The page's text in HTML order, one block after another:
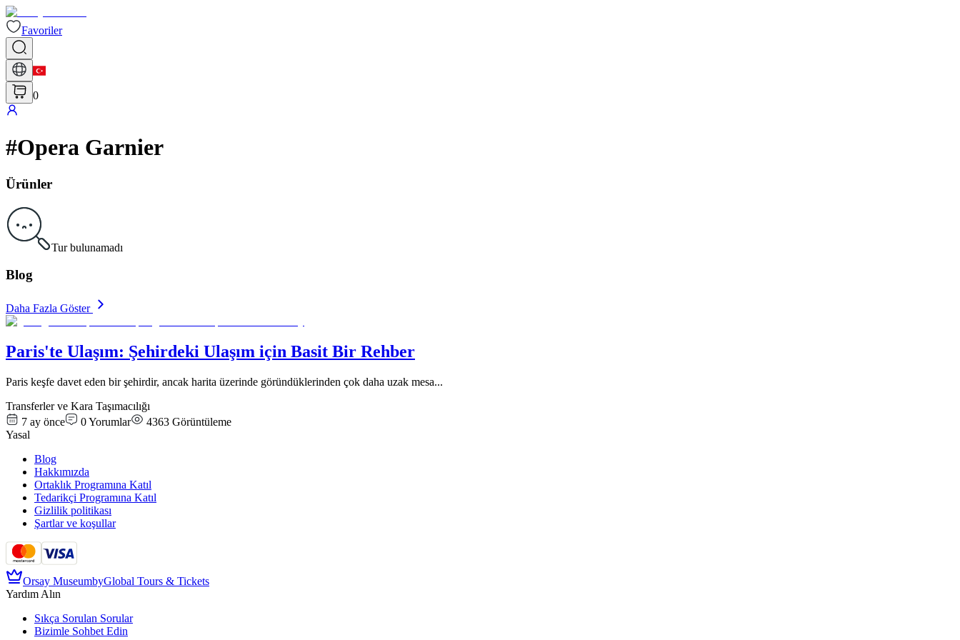
Favoriler
0
#Opera Garnier
Ürünler
Tur bulunamadı
Blog
Daha Fazla Göster
Paris'te Ulaşım: Şehirdeki Ulaşım için Basit Bir Rehber
Paris keşfe davet eden bir şehirdir, ancak harita üzerinde göründüklerinden çok daha uzak mesa...
Transferler ve Kara Taşımacılığı
7 ay önce
0Yorumlar 4363 Görüntüleme
Yasal
Blog
Hakkımızda
Ortaklık Programına Katıl
Tedarikçi Programına Katıl
Gizlilik politikası
Şartlar ve koşullar
Orsay MuseumbyGlobal Tours & Tickets
Yardım Alın
Sıkça Sorulan Sorular
Bizimle Sohbet Edin